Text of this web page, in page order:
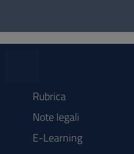
Rubrica
Note legali
E-Learning